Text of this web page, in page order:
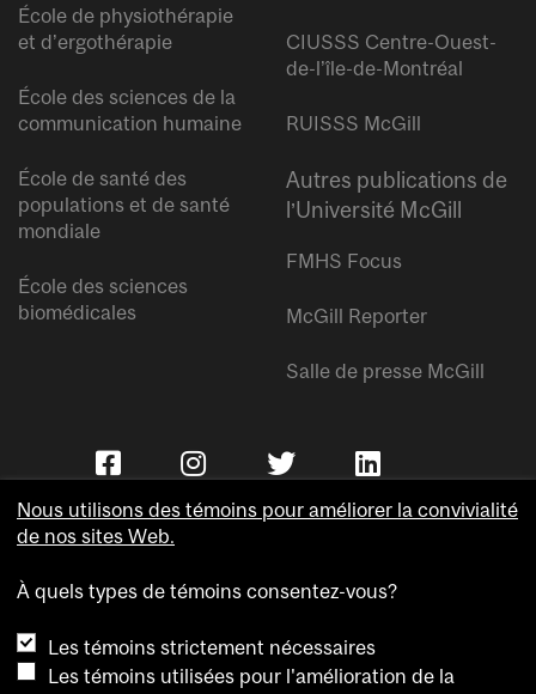
École de physiothérapie
et d’ergothérapie
École des sciences de la
communication humaine
École de santé des
populations et de santé
mondiale
École des sciences
biomédicales
CIUSSS Centre-Ouest-
de-l’île-de-Montréal
RUISSS McGill
Autres publications de
l’Université McGill
FMHS Focus
McGill Reporter
Salle de presse McGill
Accessibilité
Nous utilisons des témoins pour améliorer la convivialité
de nos sites Web.
À quels types de témoins consentez-vous?
Les témoins strictement nécessaires
Les témoins utilisées pour l'amélioration de la